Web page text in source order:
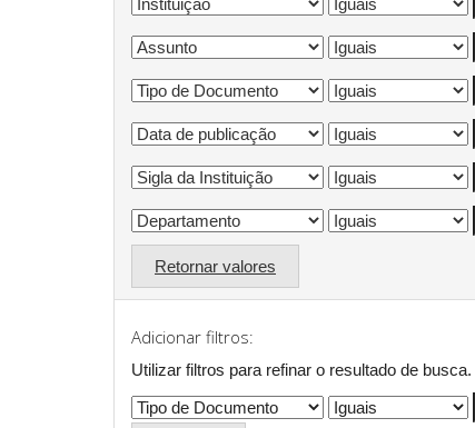
Retornar valores
Adicionar filtros:
Utilizar filtros para refinar o resultado de busca.